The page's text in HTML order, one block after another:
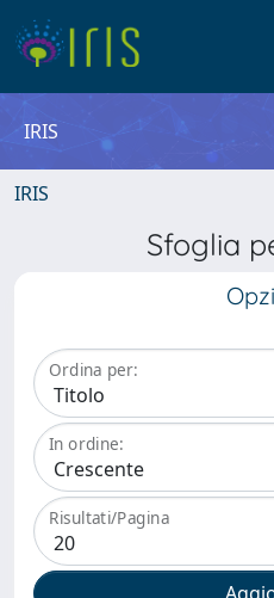
IRIS
IRIS
Sfoglia
Ordina per:
In ordine:
Risultati/Pagina